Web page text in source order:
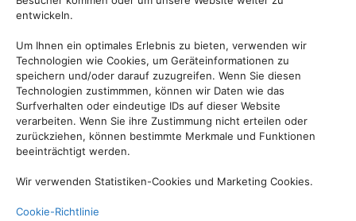
entwickeln.
Um Ihnen ein optimales Erlebnis zu bieten, verwenden wir
Technologien wie Cookies, um Geräteinformationen zu
speichern und/oder darauf zuzugreifen. Wenn Sie diesen
Technologien zustimmmen, können wir Daten wie das
Surfverhalten oder eindeutige IDs auf dieser Website
verarbeiten. Wenn Sie ihre Zustimmung nicht erteilen oder
zurückziehen, können bestimmte Merkmale und Funktionen
beeinträchtigt werden.
Wir verwenden Statistiken-Cookies und Marketing Cookies.
Cookie-Richtlinie
ein spritziger Segelturn durch versteckte Buchten oder
Asiens – Reisen ist so viel mehr als nur Urlaub. Was auch
immer Ihr persönliches Abenteuer ist: Wir machen es
möglich.
Von außergewöhnlichen Hotels über exklusive Erlebnisse
Reisebüro bekommen Sie nicht nur eine Buchung,
sondern echte Beratung, Erfahrung und positive